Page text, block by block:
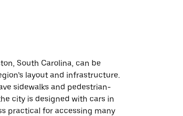
South Carolina, can be
layout and infrastructure.
sidewalks and pedestrian-
city is designed with cars in
practical for accessing many